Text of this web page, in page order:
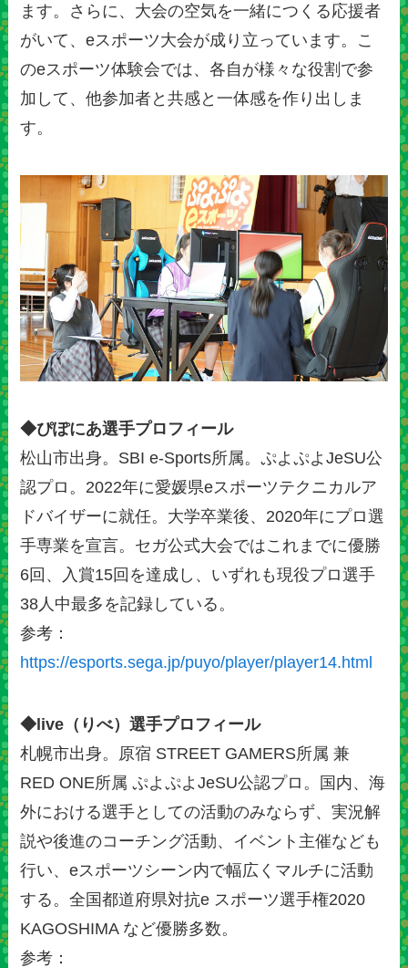
ます。さらに、大会の空気を一緒につくる応援者
がいて、eスポーツ大会が成り立っています。こ
のeスポーツ体験会では、各自が様々な役割で参
加して、他参加者と共感と一体感を作り出しま
す。
◆ぴぽにあ選手プロフィール
松山市出身。SBI e-Sports所属。ぷよぷよJeSU公
認プロ。2022年に愛媛県eスポーツテクニカルア
ドバイザーに就任。大学卒業後、2020年にプロ選
手専業を宣言。セガ公式大会ではこれまでに優勝
6回、入賞15回を達成し、いずれも現役プロ選手
38人中最多を記録している。
参考：
https://esports.sega.jp/puyo/player/player14.html
◆live（りべ）選手プロフィール
札幌市出身。原宿 STREET GAMERS所属 兼
RED ONE所属 ぷよぷよJeSU公認プロ。国内、海
外における選手としての活動のみならず、実況解
説や後進のコーチング活動、イベント主催なども
行い、eスポーツシーン内で幅広くマルチに活動
する。全国都道府県対抗e スポーツ選手権2020
KAGOSHIMA など優勝多数。
参考：